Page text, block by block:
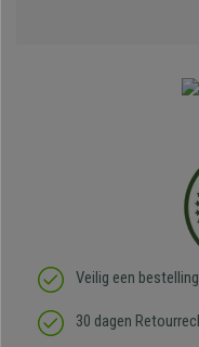
Veilig een
30 dagen